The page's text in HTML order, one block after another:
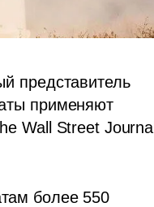
представитель
применяют
Wall Street Journal
более 550